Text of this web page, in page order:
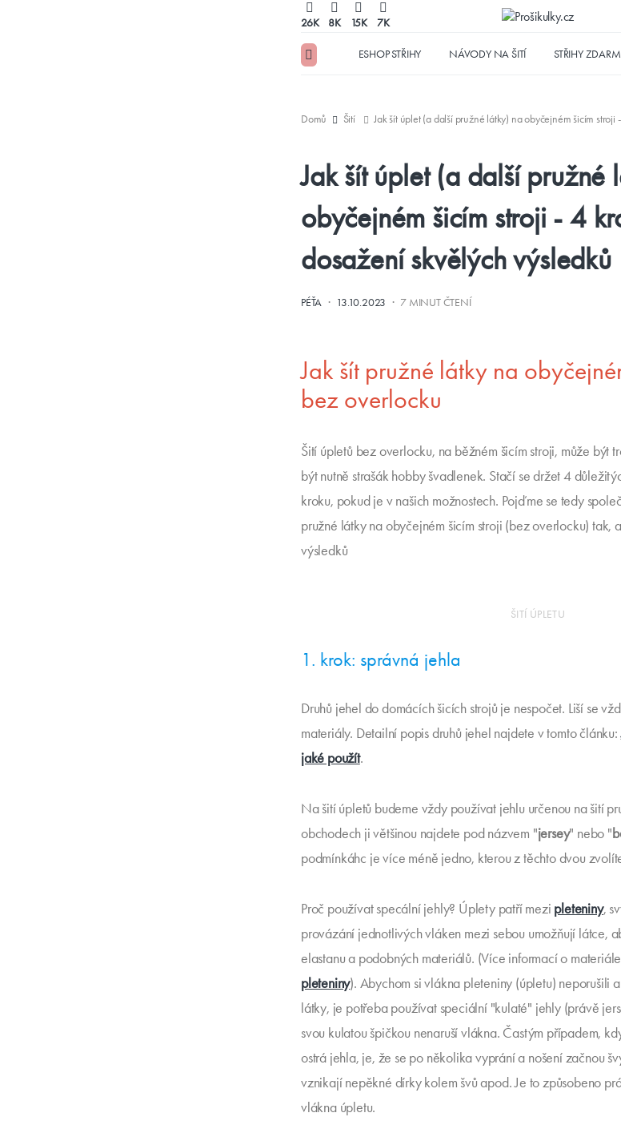
26K 8K 15K 7K
ESHOP STŘIHY NÁVODY NA ŠITÍ STŘIHY
Domů
Šití Jak šít úplet (a další pružné látky) na
Jak šít úplet (a další pružné
obyčejném šicím stroji - 4
dosažení skvělých výsledků
PÉŤA · 13.10.2023 · 7 MINUT ČTENÍ
Jak šít pružné látky na
bez overlocku
Šití úpletů bez overlocku, na běžném šicím stroji, může být
být nutně strašák hobby švadlenek. Stačí se držet 4
kroku, pokud je v našich možnostech. Pojďme se tedy
pružné látky na obyčejném šicím stroji (bez overlocku) tak,
výsledků
ŠITÍ ÚPLETU
1. krok: správná jehla
Druhů jehel do domácích šicích strojů je nespočet. Liší se
materiály. Detailní popis druhů jehel najdete v tomto článku:
jaké použít.
Na šití úpletů budeme vždy používat jehlu určenou na šití
obchodech ji většinou najdete pod názvem "jersey" nebo "
podmínkáhc je více méně jedno, kterou z těchto dvou
Proč používat specální jehly? Úplety patří mezi pleteniny,
provázání jednotlivých vláken mezi sebou umožňují látce,
elastanu a podobných materiálů. (Více informací o
pleteniny). Abychom si vlákna pleteniny (úpletu) neporušili
látky, je potřeba používat speciální "kulaté" jehly (právě
svou kulatou špičkou nenaruší vlákna. Častým případem,
ostrá jehla, je, že se po několika vyprání a nošení začnou
vznikají nepěkné dírky kolem švů apod. Je to způsobeno
vlákna úpletu.